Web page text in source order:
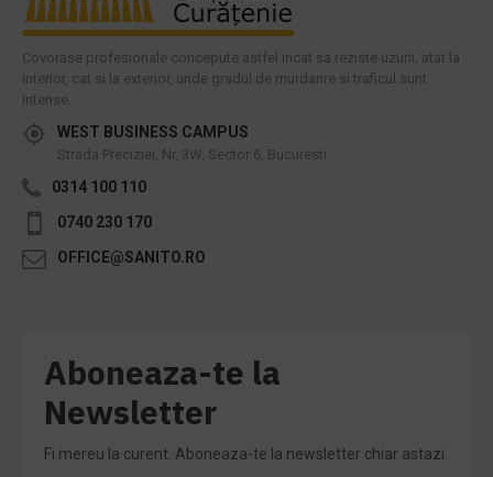
Covorase profesionale concepute astfel incat sa reziste uzurii, atat la
interior, cat si la exterior, unde gradul de murdarire si traficul sunt
intense.
WEST BUSINESS CAMPUS
Strada Preciziei, Nr, 3W, Sector 6, Bucuresti
0314 100 110
0740 230 170
OFFICE@SANITO.RO
Aboneaza-te la
Newsletter
Fi mereu la curent. Aboneaza-te la newsletter chiar astazi.